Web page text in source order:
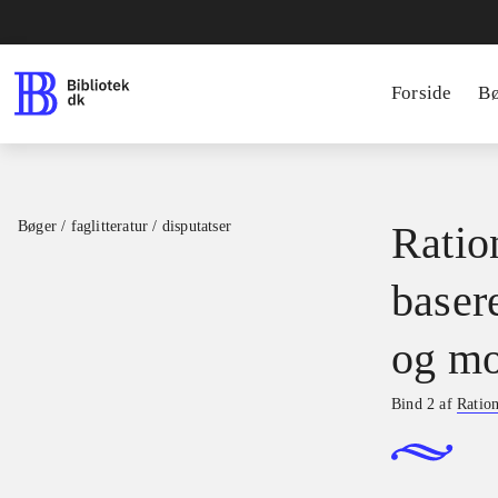
Forside
Bøger / faglitteratur / disputatser
og
Bind 2 af